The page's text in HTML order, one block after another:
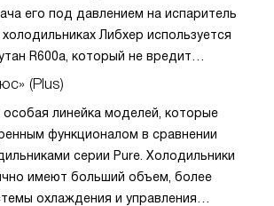
его под давлением на испаритель
Либхер используется
R600a, который не вредит
Компрессор перегоняет его
контуру по принципу насоса. Чем
прибора, тем качественнее
охлаждение, затрачивается
(Plus)
линейка моделей, которые
функционалом в сравнении
серии Pure. Холодильники
имеют больший объем, более
охлаждения и управления